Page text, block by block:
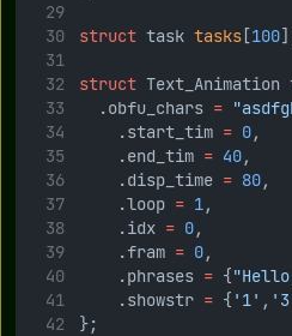
struct task tasks [100
struct Text_Animation
	.obfu_chars
=
    .start_tim
= 0,
    .end_tim
= 40,
    .disp_time
= 80,
    .loop
= 1,
    .idx
= 0,
    .fram
= 0,
    .phrases
= {
    .showstr
= { '1' ,
};